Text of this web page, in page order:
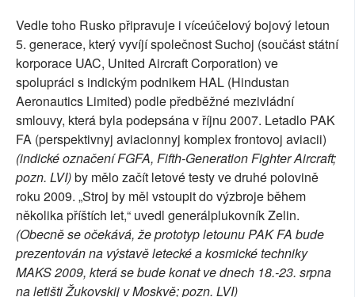
Vedle toho Rusko připravuje i víceúčelový bojový letoun
5. generace, který vyvíjí společnost Suchoj (součást státní
korporace UAC, United Aircraft Corporation) ve
spolupráci s indickým podnikem HAL (Hindustan
Aeronautics Limited) podle předběžné mezivládní
smlouvy, která byla podepsána v říjnu 2007. Letadlo PAK
FA (perspektivnyj aviacionnyj komplex frontovoj aviacii)
(indické označení FGFA, Fifth-Generation Fighter Aircraft;
pozn. LVI)by mělo začít letové testy ve druhé polovině
roku 2009. „Stroj by měl vstoupit do výzbroje během
několika příštích let,“ uvedl generálplukovník Zelin.
(Obecně se očekává, že prototyp letounu PAK FA bude
prezentován na výstavě letecké a kosmické techniky
MAKS 2009, která se bude konat ve dnech 18.-23. srpna
na letišti Žukovskij v Moskvě; pozn. LVI)